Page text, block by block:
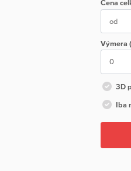
Cena
Výmera
3D
Iba